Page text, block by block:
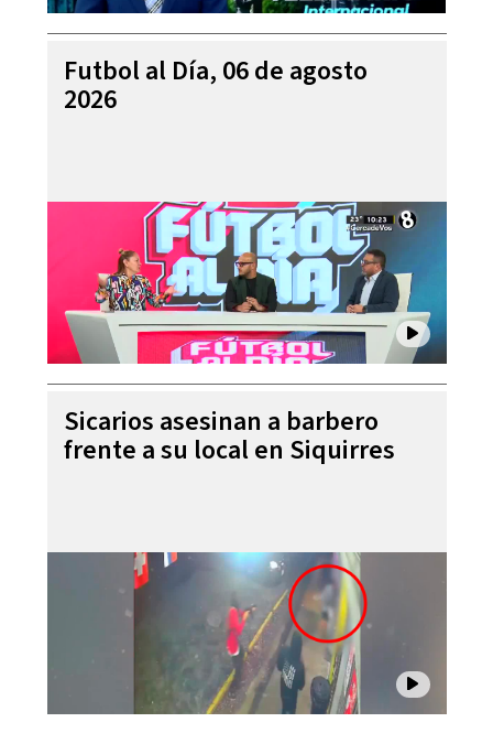
Futbol al Día, 06 de agosto
2026
Sicarios asesinan a barbero
frente a su local en Siquirres